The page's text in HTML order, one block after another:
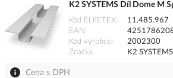
K2 SYSTEMS Díl Dome M
Kód ELFETEX
11.485.967
EAN
Kód výrobce
2002300
Značka
K2 SYSTEMS
Cena s DPH